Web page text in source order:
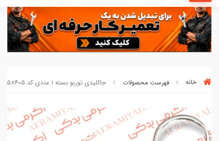
خانه فهرست محصولات جاکلیدی توربو بسته 1 عددی کد 00558405